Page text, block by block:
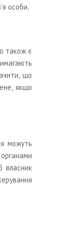
особи.
також є
що
якщо
можуть
власник